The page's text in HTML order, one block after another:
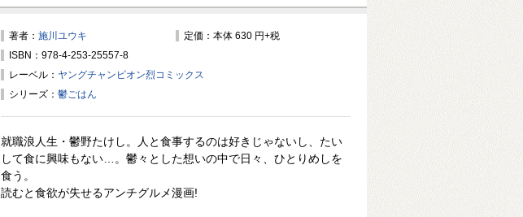
著者： 施川ユウキ
定価：本体 630 円+税
ISBN：978-4-253-25557-8
レーベル： ヤングチャンピオン烈コミックス
シリーズ： 鬱ごはん
就職浪人生・鬱野たけし。人と食事するのは好きじゃないし、たい
して食に興味もない…。鬱々とした想いの中で日々、ひとりめしを
食う。
読むと食欲が失せるアンチグルメ漫画!